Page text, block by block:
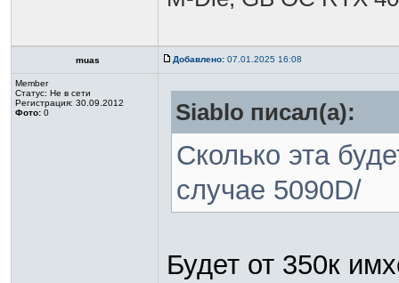
muas Добавлено: 07.01.2025 16:08
Member
Статус: Не в сети
Регистрация: 30.09.2012
Фото: 0 Siablo писал(а):
Сколько эта
случае 5090D/
Будет от 350к